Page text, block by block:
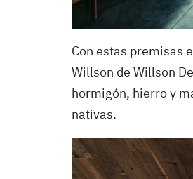
Con estas premisas
Willson de Willson
hormigón, hierro y
nativas.